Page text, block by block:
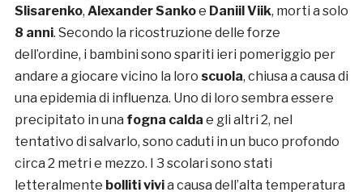
Slisarenko, Alexander Sankoe Daniil Viik, morti a solo
8 anni. Secondo la ricostruzione delle forze
dell’ordine, i bambini sono spariti ieri pomeriggio per
andare a giocare vicino la loro scuola, chiusa a causa di
una epidemia di influenza. Uno di loro sembra essere
precipitato in una fogna calda e gli altri 2, nel
tentativo di salvarlo, sono caduti in un buco profondo
circa 2 metri e mezzo. I 3 scolari sono stati
letteralmente bolliti vivia causa dell’alta temperatura